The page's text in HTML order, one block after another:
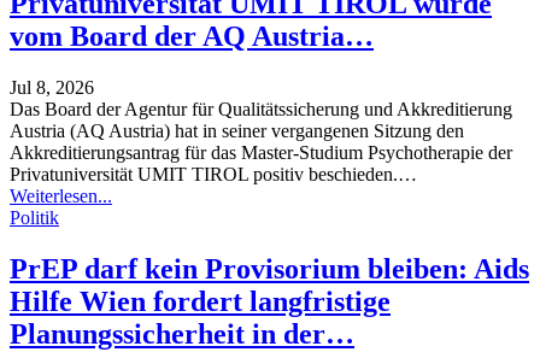
vom Board der AQ Austria…
Jul 8, 2026
Das Board der Agentur für Qualitätssicherung und Akkreditierung
Austria (AQ Austria) hat in seiner vergangenen Sitzung den
Akkreditierungsantrag für das Master-Studium Psychotherapie der
Privatuniversität UMIT TIROL positiv beschieden.…
Weiterlesen...
Politik
PrEP darf kein Provisorium bleiben: Aids
Hilfe Wien fordert langfristige
Planungssicherheit in der…